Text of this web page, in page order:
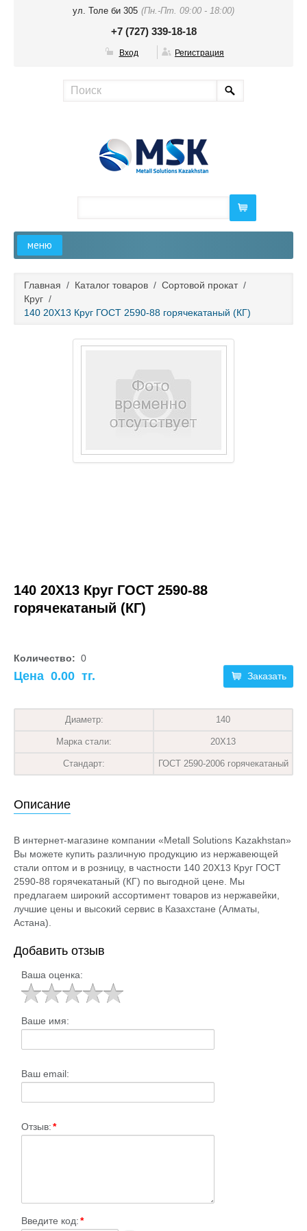
ул. Толе би 305 (Пн.-Пт. 09:00 - 18:00)
+7 (727) 339-18-18
Вход Регистрация
меню
О компании
Каталог товаров
Главная / Каталог товаров / Сортовой прокат /
Круг /
140 20Х13 Круг ГОСТ 2590-88 горячекатаный (КГ)
140 20Х13 Круг ГОСТ 2590-88
горячекатаный (КГ)
Количество: 0
Заказать
Цена 0.00 тг.
Диаметр: 140
Марка стали: 20Х13
Стандарт: ГОСТ 2590-2006 горячекатаный
Описание
В интернет-магазине компании «Metall Solutions Kazakhstan»
Вы можете купить различную продукцию из нержавеющей
стали оптом и в розницу, в частности 140 20Х13 Круг ГОСТ
2590-88 горячекатаный (КГ) по выгодной цене. Мы
предлагаем широкий ассортимент товаров из нержавейки,
лучшие цены и высокий сервис в Казахстане (Алматы,
Астана).
Добавить отзыв
Ваша оценка:
Ваше имя:
Ваш email:
Отзыв:*
Введите код:*